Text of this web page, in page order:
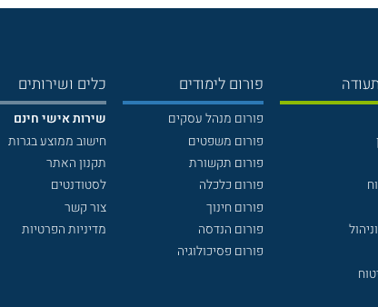
פורום לימודים
פורום מנהל עסקים
פורום משפטים
פורום תקשורת
פורום כלכלה
פורום חינוך
פורום הנדסה
פורום פסיכולוגיה
כלים ושירותים
שירות אישי חינם
חישוב ממוצע בגרות
תקנון האתר
לסטודנטים
צור קשר
מדיניות הפרטיות